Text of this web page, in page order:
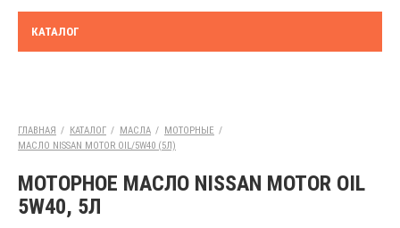
ОПЛАТА
ЮРИДИЧЕСКИМ ЛИЦАМ
КОНТАКТЫ
АКЦИИ
Набережные Челны
КАТАЛОГ
ГЛАВНАЯ / КАТАЛОГ / МАСЛА / МОТОРНЫЕ /
МАСЛО NISSAN MOTOR OIL/5W40 (5Л)
МОТОРНОЕ МАСЛО NISSAN MOTOR OIL
5W40, 5Л